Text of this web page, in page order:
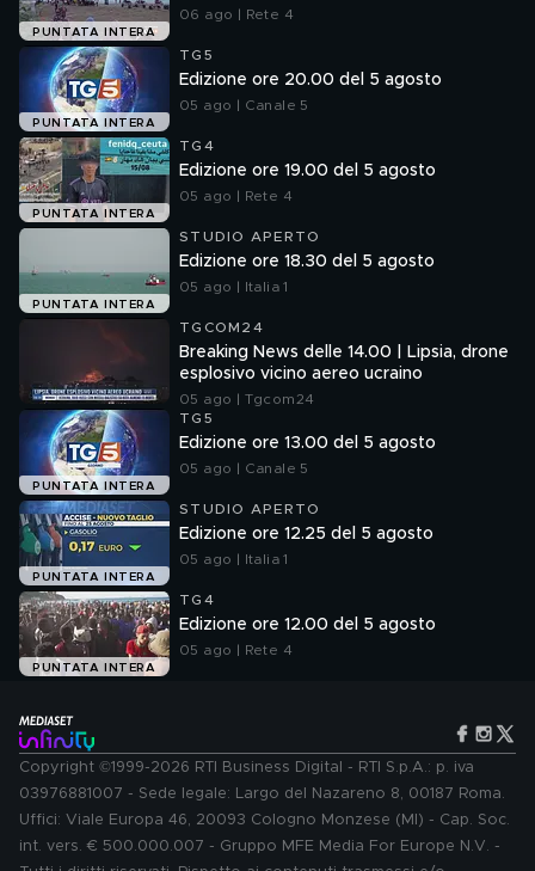
PUNTATA INTERA
06 ago | Rete 4
PUNTATA INTERA
TG5
Edizione ore 20.00 del 5 agosto
05 ago | Canale 5
PUNTATA INTERA
TG4
Edizione ore 19.00 del 5 agosto
05 ago | Rete 4
PUNTATA INTERA
STUDIO APERTO
Edizione ore 18.30 del 5 agosto
05 ago | Italia 1
TGCOM24
Breaking News delle 14.00 | Lipsia, drone
esplosivo vicino aereo ucraino
05 ago | Tgcom24
PUNTATA INTERA
TG5
Edizione ore 13.00 del 5 agosto
05 ago | Canale 5
PUNTATA INTERA
STUDIO APERTO
Edizione ore 12.25 del 5 agosto
05 ago | Italia 1
PUNTATA INTERA
TG4
Edizione ore 12.00 del 5 agosto
05 ago | Rete 4
Copyright ©1999-2026 RTI Business Digital - RTI S.p.A.: p. iva
03976881007 - Sede legale: Largo del Nazareno 8, 00187 Roma.
Uffici: Viale Europa 46, 20093 Cologno Monzese (MI) - Cap. Soc.
int. vers. € 500.000.007 - Gruppo MFE Media For Europe N.V. -